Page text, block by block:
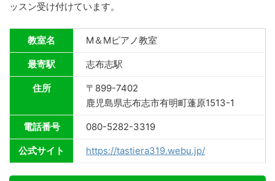
ッスン受け付けています。
教室名 M＆Mピアノ教室
最寄駅 志布志駅
住所
〒899-7402
鹿児島県志布志市有明町蓬原1513-1
電話番号 080-5282-3319
公式サイト https://tastiera319.webu.jp/